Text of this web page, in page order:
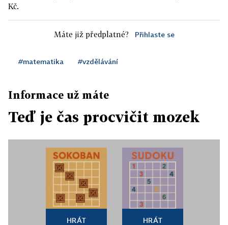
Kč.
Máte již předplatné? Přihlaste se
#matematika #vzdělávání
Informace už máte
Teď je čas procvičit mozek
HRÁT HRÁT